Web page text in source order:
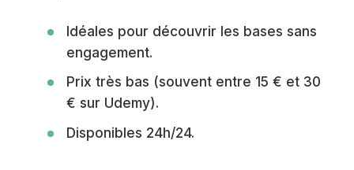
Idéales pour découvrir les bases sans
engagement.
Prix très bas (souvent entre 15 € et 30
€ sur Udemy).
Disponibles 24h/24.